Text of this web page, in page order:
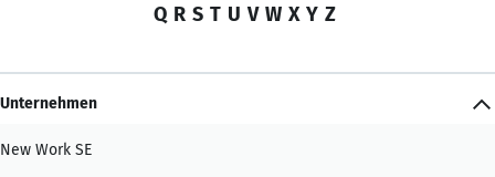
Q R S T U V W X Y Z
Unternehmen
New Work SE